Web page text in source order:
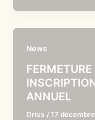
News
ANNUEL
Driss /17